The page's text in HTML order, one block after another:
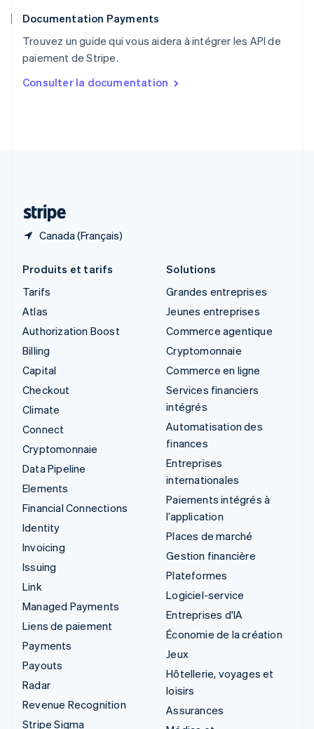
Documentation Payments
Trouvez un guide qui vous aidera à intégrer les API de
paiement de Stripe.
Consulter la documentation
Canada (Français)
Royaume-Uni
Singapour
English 简体中文
English
Produits et tarifs
Tarifs
Atlas
Authorization Boost
Billing
Capital
Checkout
Climate
Connect
Cryptomonnaie
Data Pipeline
Elements
Financial Connections
Identity
Invoicing
Issuing
Link
Managed Payments
Liens de paiement
Payments
Payouts
Radar
Revenue Recognition
Stripe Sigma
Solutions
Grandes entreprises
Jeunes entreprises
Commerce agentique
Cryptomonnaie
Commerce en ligne
Services financiers
intégrés
Automatisation des
finances
Entreprises
internationales
Paiements intégrés à
l’application
Places de marché
Gestion financière
Plateformes
Logiciel-service
Entreprises d'IA
Économie de la création
Jeux
Hôtellerie, voyages et
loisirs
Assurances